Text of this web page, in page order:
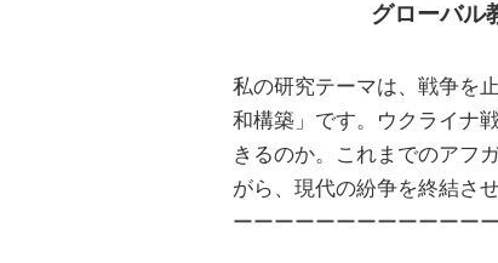
グローバル教育セ
私の研究テーマは、戦争を
和構築」です。ウクライナ
きるのか。これまでのアフ
がら、現代の紛争を終結さ
ーーーーーーーーーーーー